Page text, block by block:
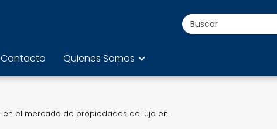
Contacto Quienes Somos
en el mercado de propiedades de lujo en